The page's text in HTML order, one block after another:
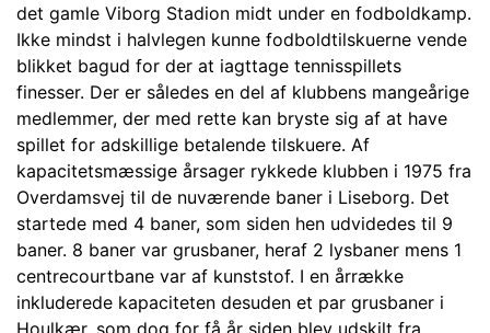
det gamle Viborg Stadion midt under en fodboldkamp.
Ikke mindst i halvlegen kunne fodboldtilskuerne vende
blikket bagud for der at iagttage tennisspillets
finesser. Der er således en del af klubbens mangeårige
medlemmer, der med rette kan bryste sig af at have
spillet for adskillige betalende tilskuere. Af
kapacitetsmæssige årsager rykkede klubben i 1975 fra
Overdamsvej til de nuværende baner i Liseborg. Det
startede med 4 baner, som siden hen udvidedes til 9
baner. 8 baner var grusbaner, heraf 2 lysbaner mens 1
centrecourtbane var af kunststof. I en årrække
inkluderede kapaciteten desuden et par grusbaner i
Houlkær, som dog for få år siden blev udskilt fra